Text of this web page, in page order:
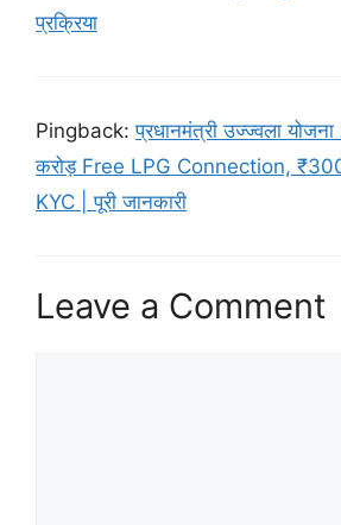
प्रक्रिया
Pingback:प्रधानमंत्री उज्ज्वला
करोड़ Free LPG Connection,
KYC | पूरी जानकारी
Leave a Comment